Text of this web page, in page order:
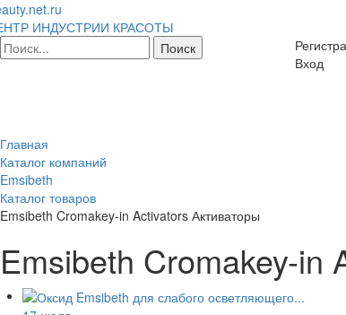
ИНДУСТРИИ КРАСОТЫ
Вход
Главная
Каталог компаний
Emsibeth
Каталог товаров
Emsibeth Cromakey-in Activators Активаторы
Emsibeth Cromakey-in